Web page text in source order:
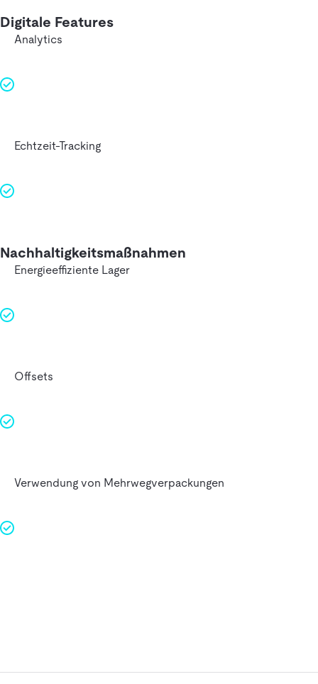
Digitale Features
Analytics
Echtzeit-Tracking
Nachhaltigkeitsmaßnahmen
Energieeffiziente Lager
Offsets
Verwendung von Mehrwegverpackungen